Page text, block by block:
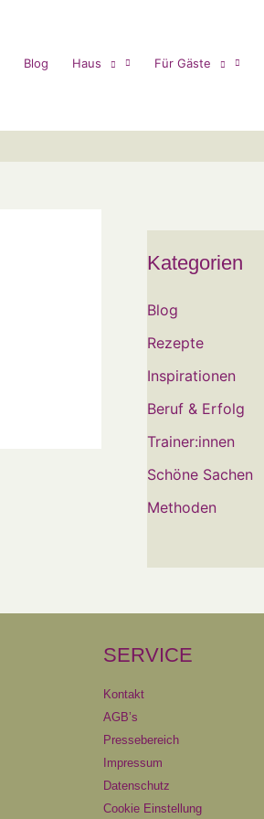
Blog Haus Für Gäste
Kategorien
Blog
Rezepte
Inspirationen
Beruf & Erfolg
Trainer:innen
Schöne Sachen
Methoden
SERVICE
Kontakt
AGB’s
Pressebereich
Impressum
Datenschutz
Cookie Einstellung